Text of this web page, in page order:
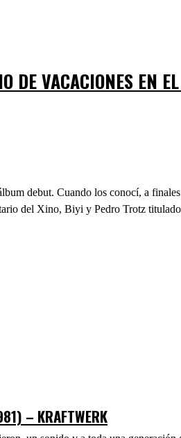
DE VACACIONES EN
debut. Cuando los conocí, a
del Xino, Biyi y Pedro Trotz
– KRAFTWERK